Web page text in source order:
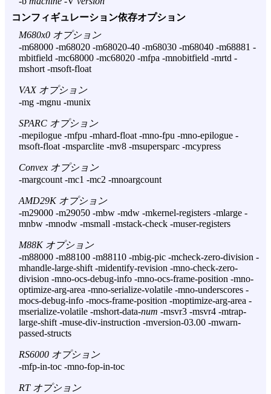
コンフィギュレーション依存オプション
M680x0 オプション
-m68000 -m68020 -m68020-40 -m68030 -m68040 -m68881 -
mbitfield -mc68000 -mc68020 -mfpa -mnobitfield -mrtd -
mshort -msoft-float
VAX オプション
-mg -mgnu -munix
SPARC オプション
-mepilogue -mfpu -mhard-float -mno-fpu -mno-epilogue -
msoft-float -msparclite -mv8 -msupersparc -mcypress
Convex オプション
-margcount -mc1 -mc2 -mnoargcount
AMD29K オプション
-m29000 -m29050 -mbw -mdw -mkernel-registers -mlarge -
mnbw -mnodw -msmall -mstack-check -muser-registers
M88K オプション
-m88000 -m88100 -m88110 -mbig-pic -mcheck-zero-division -
mhandle-large-shift -midentify-revision -mno-check-zero-
division -mno-ocs-debug-info -mno-ocs-frame-position -mno-
optimize-arg-area -mno-serialize-volatile -mno-underscores -
mocs-debug-info -mocs-frame-position -moptimize-arg-area -
mserialize-volatile -mshort-data-num -msvr3 -msvr4 -mtrap-
large-shift -muse-div-instruction -mversion-03.00 -mwarn-
passed-structs
RS6000 オプション
-mfp-in-toc -mno-fop-in-toc
RT オプション